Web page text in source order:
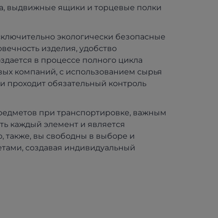
выдвижные ящики и торцевые полки
экологически безопасные
изделия, удобство
в процессе полного цикла
компаний, с использованием сырья
обязательный контроль
при транспортировке, важным
каждый элемент и является
также, вы свободны в выборе и
создавая индивидуальный